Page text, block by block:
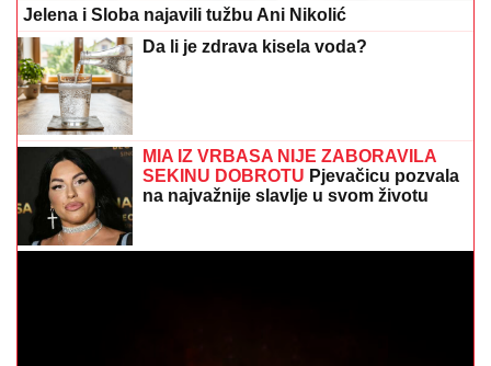
Jelena i Sloba najavili tužbu Ani Nikolić
Da li je zdrava kisela voda?
MIA IZ VRBASA NIJE ZABORAVILA
SEKINU DOBROTU Pjevačicu pozvala
na najvažnije slavlje u svom životu